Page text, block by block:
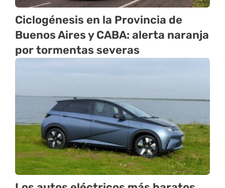
Ciclogénesis en la Provincia de
Buenos Aires y CABA: alerta naranja
por tormentas severas